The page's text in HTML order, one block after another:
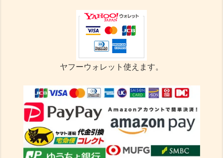
ヤフーウォレット使えます。